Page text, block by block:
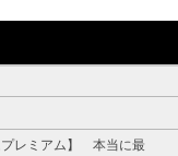
プレミアム】 本当に最